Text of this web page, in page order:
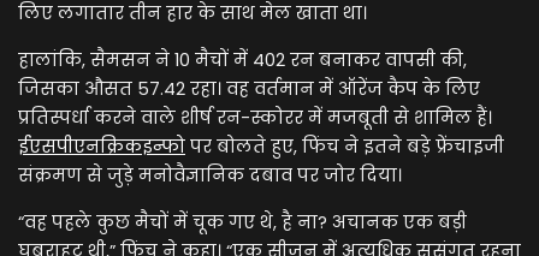
लिए लगातार तीन हार के साथ मेल खाता था।
हालांकि, सैमसन ने 10 मैचों में 402 रन बनाकर वापसी की,
जिसका औसत 57.42 रहा। वह वर्तमान में ऑरेंज कैप के लिए
प्रतिस्पर्धा करने वाले शीर्ष रन-स्कोरर में मजबूती से शामिल हैं।
ईएसपीएनक्रिकइन्फो पर बोलते हुए, फिंच ने इतने बड़े फ्रेंचाइजी
संक्रमण से जुड़े मनोवैज्ञानिक दबाव पर जोर दिया।
“वह पहले कुछ मैचों में चूक गए थे, है ना? अचानक एक बड़ी